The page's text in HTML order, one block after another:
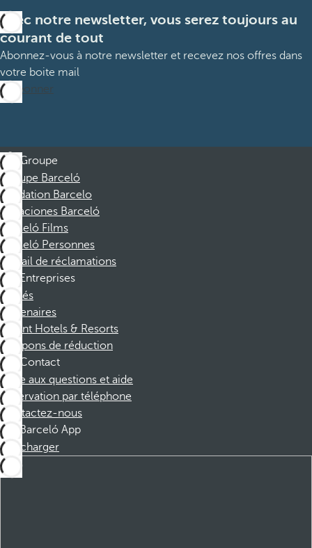
Avec notre newsletter, vous serez toujours au
courant de tout
Abonnez-vous à notre newsletter et recevez nos offres dans
votre boite mail
M’abonner
Groupe
Groupe Barceló
Fondation Barcelo
Vacaciones Barceló
Barceló Films
Barceló Personnes
Portail de réclamations
Entreprises
Affiliés
Partenaires
Dorint Hotels & Resorts
Coupons de réduction
Contact
Foire aux questions et aide
Réservation par téléphone
Contactez-nous
Barceló App
Télécharger